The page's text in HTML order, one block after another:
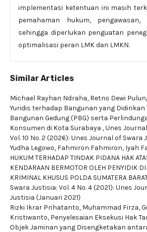
implementasi ketentuan ini masih
pemahaman hukum,
sehingga diperlukan penguatan
optimalisasi peran LMK dan LMKN.
Similar Articles
Michael Rayhan Ndraha, Retno Dewi
Yuridis terhadap Bangunan yang
Bangunan Gedung (PBG) serta
Konsumen di Kota Surabaya ,Unes
Vol. 10 No. 2 (2026): Unes Journal of Swara
Yudha Legowo, Fahmiron Fahmiron, Iyah
HUKUM TERHADAP TINDAK PIDANA HAK
KENDARAAN BERMOTOR OLEH PENYIDIK
KRIMINAL KHUSUS POLDA SUMATERA
Swara Justisia: Vol. 4 No. 4 (2021): Unes
Justisia (Januari 2021)
Rizki Ikrar Prihatanto, Muhammad Firza,
Kristiwanto, Penyelesaian Eksekusi Hak
Objek Jaminan yang Disengketakan